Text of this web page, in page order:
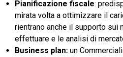
Pianificazione fiscale:
mirata volta a ottimizzare il
rientrano anche il supporto sui
effettuare e le analisi di
Business plan: un